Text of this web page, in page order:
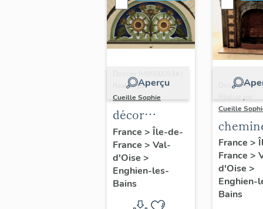
Aperçu
Réalisé par
Cueille Sophie
décor
d'architecture
France > Île-de-
France > Val-
d'Oise >
Enghien-les-
Bains
Dossier
Cueille
France >
France >
d'Oise >
Enghien-
Bains